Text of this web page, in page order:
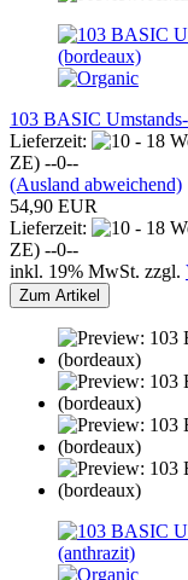
103 BASIC
Lieferzeit:
ZE) --0--
(Ausland abweichend)
54,90 EUR
Lieferzeit:
ZE) --0--
inkl. 19% MwSt. zzgl.
Zum Artikel